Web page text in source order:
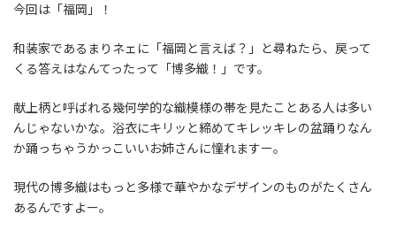
今回は「福岡」！
和装家であるまりネェに「福岡と言えば？」と尋ねたら、戻って
くる答えはなんてったって「博多織！」です。
献上柄と呼ばれる幾何学的な織模様の帯を見たことある人は多い
んじゃないかな。浴衣にキリッと締めてキレッキレの盆踊りなん
か踊っちゃうかっこいいお姉さんに憧れますー。
現代の博多織はもっと多様で華やかなデザインのものがたくさん
あるんですよー。